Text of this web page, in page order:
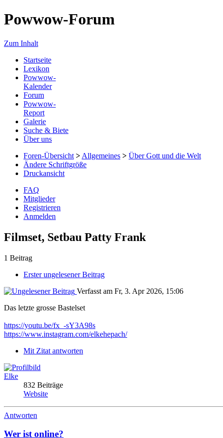
Powwow-Forum
Zum Inhalt
Startseite
Lexikon
Powwow-
Kalender
Forum
Powwow-
Report
Galerie
Suche & Biete
Über uns
Foren-Übersicht > Allgemeines > Über Gott und die Welt
Ändere Schriftgröße
Druckansicht
FAQ
Mitglieder
Registrieren
Anmelden
Filmset, Setbau Patty Frank
1 Beitrag
Erster ungelesener Beitrag
Verfasst am Fr, 3. Apr 2026, 15:06
Das letzte grosse Bastelset
https://youtu.be/fx_-sY3A98s
https://www.instagram.com/elkehepach/
Mit Zitat antworten
Elke
832 Beiträge
Website
Antworten
Wer ist online?